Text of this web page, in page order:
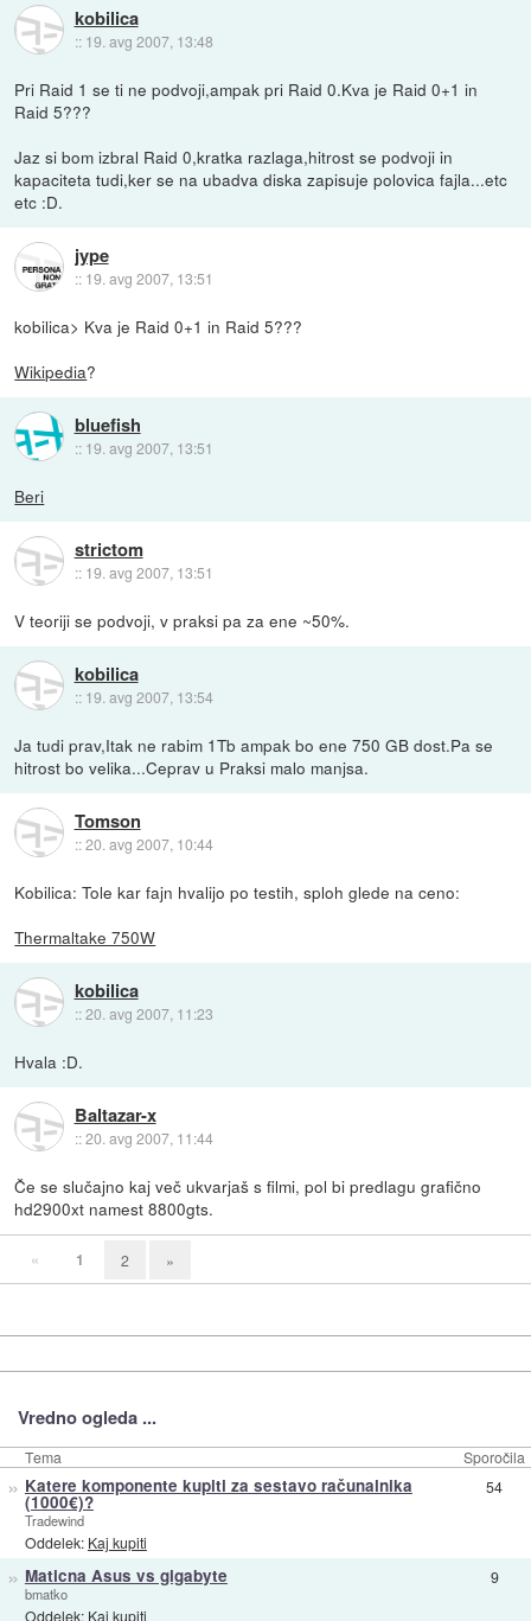
kobilica
:: 19. avg 2007, 13:48
Pri Raid 1 se ti ne podvoji,ampak pri Raid 0.Kva je Raid 0+1 in
Raid 5???
Jaz si bom izbral Raid 0,kratka razlaga,hitrost se podvoji in
kapaciteta tudi,ker se na ubadva diska zapisuje polovica fajla...etc
etc :D.
jype
:: 19. avg 2007, 13:51
kobilica> Kva je Raid 0+1 in Raid 5???
Wikipedia?
bluefish
:: 19. avg 2007, 13:51
Beri
strictom
:: 19. avg 2007, 13:51
V teoriji se podvoji, v praksi pa za ene ~50%.
kobilica
:: 19. avg 2007, 13:54
Ja tudi prav,Itak ne rabim 1Tb ampak bo ene 750 GB dost.Pa se
hitrost bo velika...Ceprav u Praksi malo manjsa.
Tomson
::20. avg 2007, 10:44
Kobilica: Tole kar fajn hvalijo po testih, sploh glede na ceno:
Thermaltake 750W
kobilica
::20. avg 2007, 11:23
Hvala :D.
Baltazar-x
::20. avg 2007, 11:44
Če se slučajno kaj več ukvarjaš s filmi, pol bi predlagu grafično
hd2900xt namest 8800gts.
« 1 2 »
Vredno ogleda ...
Tema Sporočila
» Katere komponente kupiti za sestavo računalnika
(1000€)?
Tradewind
Oddelek: Kaj kupiti
54
» Maticna Asus vs gigabyte
bmatko
Oddelek: Kaj kupiti
9